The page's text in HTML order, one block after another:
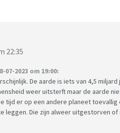
22:35
2023 om 19:00:
De aarde is iets van 4,5
weer uitsterft maar de aarde
tijd er op een andere planeet
leggen. Die zijn alweer uitgestorven